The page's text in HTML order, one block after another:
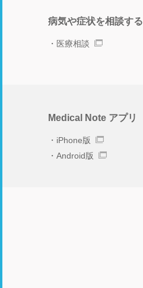
病気や症状を相談する
医療相談
Medical Note アプリ
iPhone版
Android版